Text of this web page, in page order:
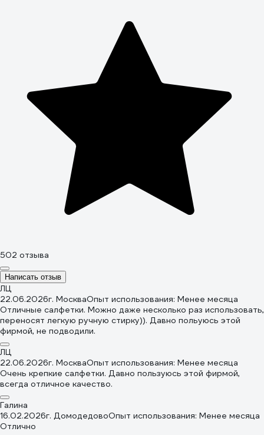
502 отзыва
Написать отзыв
ЛЦ
22.06.2026г. МоскваОпыт использования: Менее месяца
Отличные салфетки. Можно даже несколько раз использовать,
переносят легкую ручную стирку)). Давно польуюсь этой
фирмой, не подводили.
ЛЦ
22.06.2026г. МоскваОпыт использования: Менее месяца
Очень крепкие салфетки. Давно пользуюсь этой фирмой,
всегда отличное качество.
Галина
16.02.2026г. ДомодедовоОпыт использования: Менее месяца
Отлично